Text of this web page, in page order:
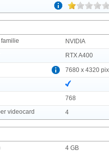
NVIDIA
RTX A400
7680 x 4320
768
videocard
4
4 GB